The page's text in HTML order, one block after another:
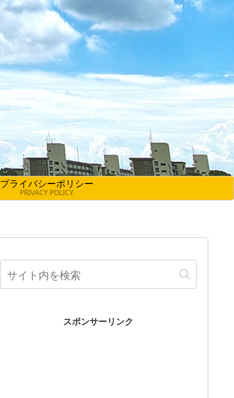
プライバシーポリシー
PRIVACY POLICY
スポンサーリンク